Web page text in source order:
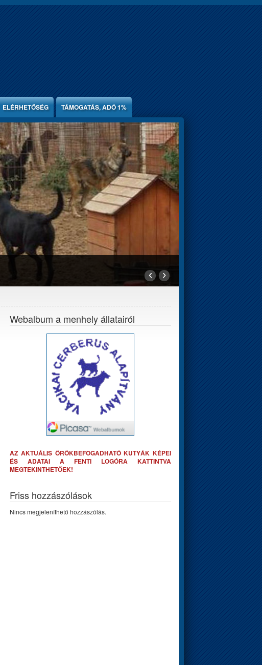
ELÉRHETŐSÉG TÁMOGATÁS, ADÓ 1%
‹ ›
Webalbum a menhely állatairól
AZ AKTUÁLIS ÖRÖKBEFOGADHATÓ KUTYÁK KÉPEI
ÉS ADATAI A FENTI LOGÓRA KATTINTVA
MEGTEKINTHETŐEK!
Friss hozzászólások
Nincs megjeleníthető hozzászólás.